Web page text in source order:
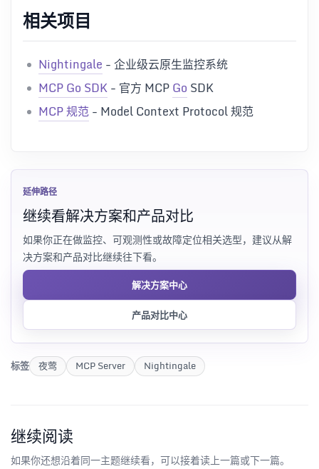
相关项目
Nightingale - 企业级云原生监控系统
MCP Go SDK- 官方 MCPGo SDK
MCP 规范- Model Context Protocol 规范
延伸路径
继续看解决方案和产品对比
如果你正在做监控、可观测性或故障定位相关选型，建议从解
决方案和产品对比继续往下看。
解决方案中心
产品对比中心
标签 夜莺 MCP Server Nightingale
继续阅读
如果你还想沿着同一主题继续看，可以接着读上一篇或下一篇。